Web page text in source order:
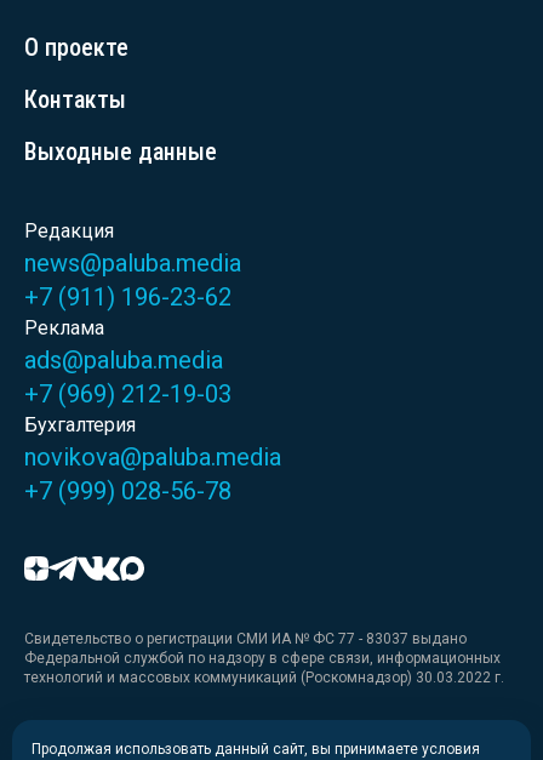
О проекте
Контакты
Выходные данные
Редакция
news@paluba.media
+7 (911) 196-23-62
Реклама
ads@paluba.media
+7 (969) 212-19-03
Бухгалтерия
novikova@paluba.media
+7 (999) 028-56-78
Свидетельство о регистрации СМИ ИА № ФС 77 - 83037 выдано
Федеральной службой по надзору в сфере связи, информационных
технологий и массовых коммуникаций (Роскомнадзор) 30.03.2022 г.
Медиакит
Продолжая использовать данный сайт, вы принимаете условия